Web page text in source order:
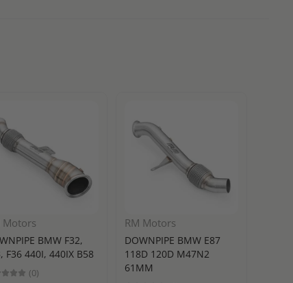
Motors
BMW F32,
F36 440I, 440IX B58
(0)
RM Motors
DOWNPIPE BMW E87
118D 120D M47N2
61MM